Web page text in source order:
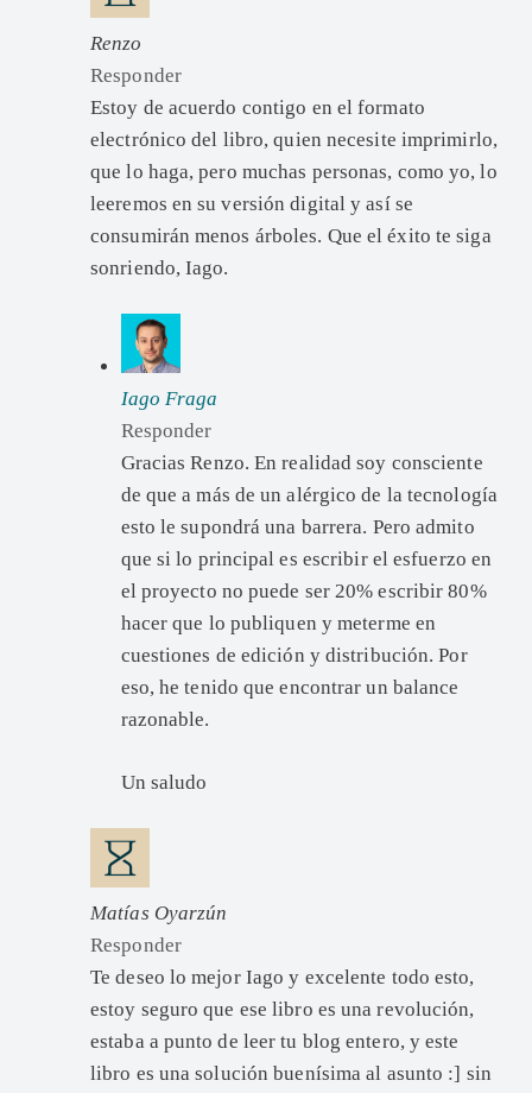
Renzo
Responder
Estoy de acuerdo contigo en el formato
electrónico del libro, quien necesite imprimirlo,
que lo haga, pero muchas personas, como yo, lo
leeremos en su versión digital y así se
consumirán menos árboles. Que el éxito te siga
sonriendo, Iago.
Iago Fraga
Responder
Gracias Renzo. En realidad soy consciente
de que a más de un alérgico de la tecnología
esto le supondrá una barrera. Pero admito
que si lo principal es escribir el esfuerzo en
el proyecto no puede ser 20% escribir 80%
hacer que lo publiquen y meterme en
cuestiones de edición y distribución. Por
eso, he tenido que encontrar un balance
razonable.
Un saludo
Matías Oyarzún
Responder
Te deseo lo mejor Iago y excelente todo esto,
estoy seguro que ese libro es una revolución,
estaba a punto de leer tu blog entero, y este
libro es una solución buenísima al asunto :] sin